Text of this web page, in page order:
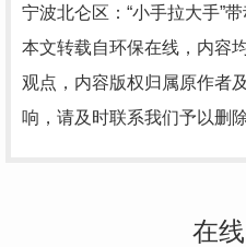
宁波北仑区：“小手拉大手”带
本文转载自环保在线，内容
观点，内容版权归属原作者
响，请及时联系我们予以删除
在